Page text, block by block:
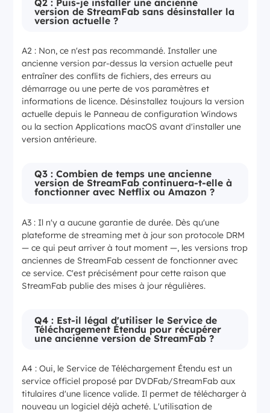
version de StreamFab sans désinstaller la
version actuelle ?
A2 : Non, ce n'est pas recommandé. Installer une
ancienne version par-dessus la version actuelle peut
entraîner des conflits de fichiers, des erreurs au
démarrage ou une perte de vos paramètres et
informations de licence. Désinstallez toujours la version
actuelle depuis le Panneau de configuration Windows
ou la section Applications macOS avant d'installer une
version antérieure.
Q3 : Combien de temps une ancienne
version de StreamFab continuera-t-elle à
fonctionner avec Netflix ou Amazon ?
A3 : Il n'y a aucune garantie de durée. Dès qu'une
plateforme de streaming met à jour son protocole DRM
— ce qui peut arriver à tout moment —, les versions trop
anciennes de StreamFab cessent de fonctionner avec
ce service. C'est précisément pour cette raison que
StreamFab publie des mises à jour régulières.
Q4 : Est-il légal d'utiliser le Service de
Téléchargement Étendu pour récupérer
une ancienne version de StreamFab ?
A4 : Oui, le Service de Téléchargement Étendu est un
service officiel proposé par DVDFab/StreamFab aux
titulaires d'une licence valide. Il permet de télécharger à
nouveau un logiciel déjà acheté. L'utilisation de